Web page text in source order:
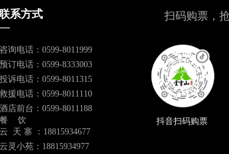
咨询电话：0599-8011999
预订电话：0599-8333003
投诉电话：0599-8011315
救援电话：0599-8011110
酒店前台：0599-8011188
餐 饮
云 天 寨 ：18815934677
云灵小苑：18815934977
系方式
抖音扫码购票
扫码购票，